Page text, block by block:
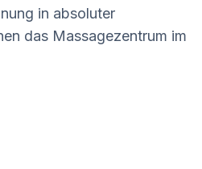
in absoluter
das Massagezentrum im